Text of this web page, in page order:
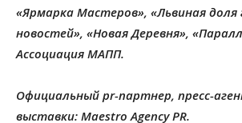
«Ярмарка Мастеров», «Львиная доля
новостей», «Новая Деревня»,
Ассоциация МАПП.
Официальный pr-партнер, пресс-
выставки: Maestro Agency PR.